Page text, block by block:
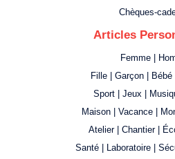
Chèques-
Articles
Femme |
Fille | Garçon | Bébé
Sport | Jeux |
Maison | Vacance |
Atelier | Chantier |
Santé | Laboratoire |